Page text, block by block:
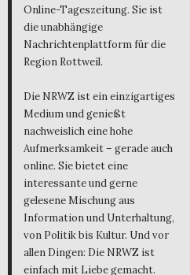
Online-Tageszeitung. Sie ist
die unabhängige
Nachrichtenplattform für die
Region Rottweil.
Die NRWZ ist ein einzigartiges
Medium und genießt
nachweislich eine hohe
Aufmerksamkeit – gerade auch
online. Sie bietet eine
interessante und gerne
gelesene Mischung aus
Information und Unterhaltung,
von Politik bis Kultur. Und vor
allen Dingen: Die NRWZ ist
einfach mit Liebe gemacht.